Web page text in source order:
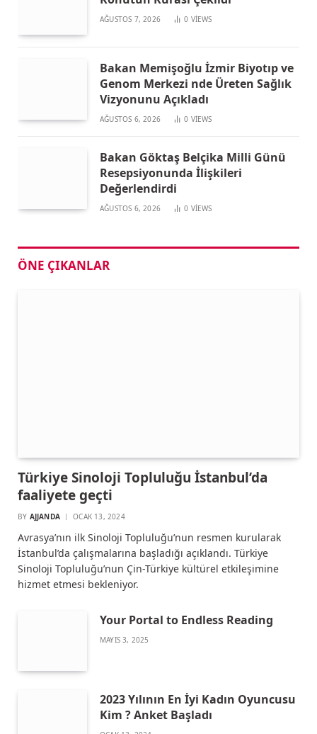
AĞUSTOS 7, 2026 0 VIEWS
Bakan Memişoğlu İzmir Biyotıp ve
Genom Merkezi nde Üreten Sağlık
Vizyonunu Açıkladı
AĞUSTOS 6, 2026 0 VIEWS
Bakan Göktaş Belçika Milli Günü
Resepsiyonunda İlişkileri
Değerlendirdi
AĞUSTOS 6, 2026 0 VIEWS
ÖNE ÇIKANLAR
Türkiye Sinoloji Topluluğu İstanbul’da
faaliyete geçti
BY AJJANDA OCAK 13, 2024
Avrasya’nın ilk Sinoloji Topluluğu’nun resmen kurularak
İstanbul’da çalışmalarına başladığı açıklandı. Türkiye
Sinoloji Topluluğu’nun Çin-Türkiye kültürel etkileşimine
hizmet etmesi bekleniyor.
Your Portal to Endless Reading
MAYIS 3, 2025
2023 Yılının En İyi Kadın Oyuncusu
Kim ? Anket Başladı